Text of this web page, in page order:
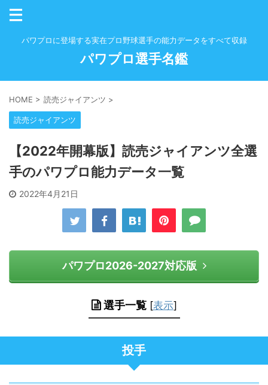
パワプロに登場する実在プロ野球選手の能力データをすべて収録
パワプロ選手名鑑
HOME > 読売ジャイアンツ >
読売ジャイアンツ
【2022年開幕版】読売ジャイアンツ全選
手のパワプロ能力データ一覧
2022年4月21日
パワプロ2026-2027対応版
選手一覧 [表示]
投手